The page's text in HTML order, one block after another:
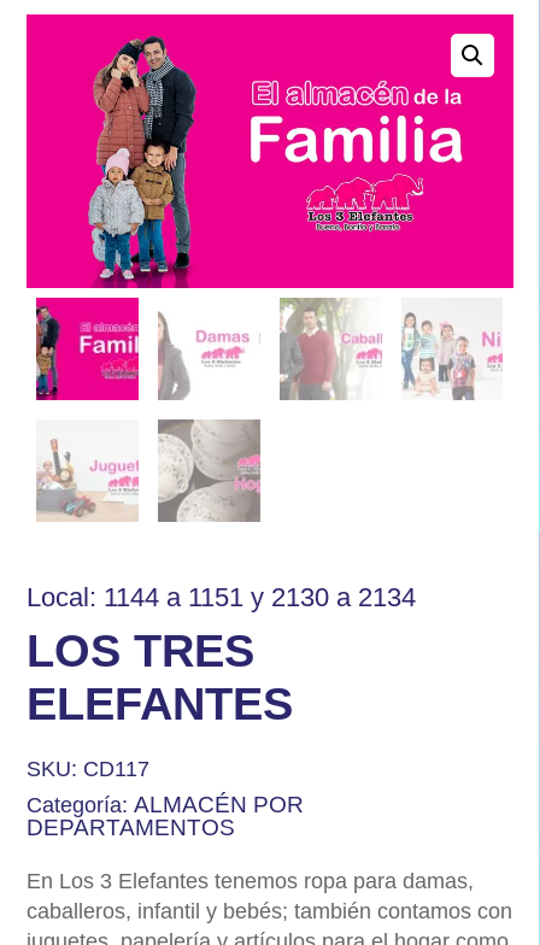
Local: 1144 a 1151 y 2130 a 2134
LOS TRES
ELEFANTES
SKU: CD117
Categoría:ALMACÉN POR
DEPARTAMENTOS
En Los 3 Elefantes tenemos ropa para damas,
caballeros, infantil y bebés; también contamos con